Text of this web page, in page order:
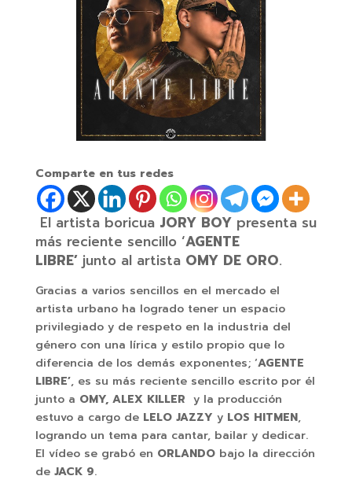
Comparte en tus redes
El artista boricua JORY BOYpresenta su
más reciente sencillo ‘AGENTE
LIBRE’junto al artista OMY DE ORO.
Gracias a varios sencillos en el mercado el
artista urbano ha logrado tener un espacio
privilegiado y de respeto en la industria del
género con una lírica y estilo propio que lo
diferencia de los demás exponentes; ‘AGENTE
LIBRE’, es su más reciente sencillo escrito por él
junto a OMY, ALEX KILLER y la producción
estuvo a cargo deLELO JAZZY y LOS HITMEN,
logrando un tema para cantar, bailar y dedicar.
El vídeo se grabó en ORLANDObajo la dirección
de JACK 9.